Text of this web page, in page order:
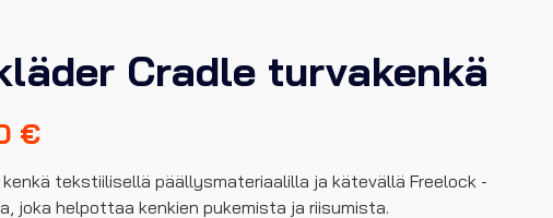
Cradle turvakenkä
€
tekstiilisellä päällysmateriaalilla ja kätevällä Freelock -
joka helpottaa kenkien pukemista ja riisumista.